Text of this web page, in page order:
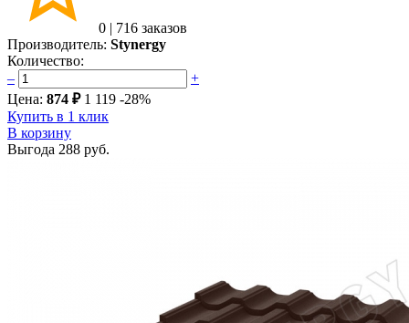
0 | 716 заказов
Производитель: Stynergy
Количество:
–
+
Цена: 874 ₽ 1 119 -28%
Купить в 1 клик
В корзину
Выгода 288 руб.